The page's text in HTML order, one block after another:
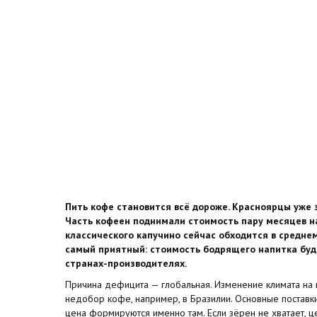
Пить кофе становится всё дороже. Красноярцы
Часть кофеен поднимали стоимость пару месяцев
классического капучино сейчас обходится в
самый приятный: стоимость бодрящего напитка
странах-производителях.
Причина дефицита — глобальная. Изменение климата на
недобор кофе, например, в Бразилии. Основные
цена формируются именно там. Если зёрен не хватает,